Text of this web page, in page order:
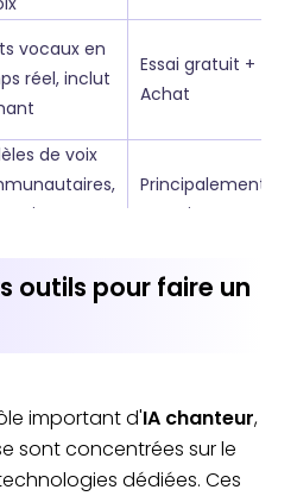
vocaux en
réel, inclut
Essai gratuit +
Achat
de voix
en
Principalement
Gratuit
vocaux et
en
Essai gratuit +
de voix
pour
Modèle à
crédits
outils pour faire un
important d'IA chanteur,
sont concentrées sur le
dédiées. Ces